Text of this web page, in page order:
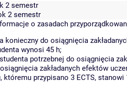
2 semestr
2 semestr
o zasadach
konieczny do osiągnięcia
wynosi 45 h;
potrzebnej do osiągnięcia
zakładanych efektów
któremu przypisano 3 ECTS,